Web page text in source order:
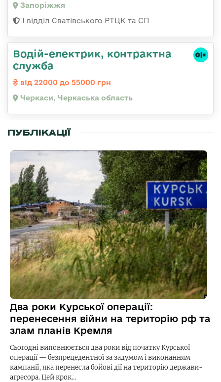
Запоріжжя
1 відділ Сватівського РТЦК та СП
Водій-електрик, контрактна
служба
від 22000 до 55000 грн
Черкаси, Черкаська область
ПУБЛІКАЦІЇ
Два роки Курської операції:
перенесення війни на територію рф та
злам планів Кремля
Сьогодні виповнюється два роки від початку Курської
операції — безпрецедентної за задумом і виконанням
кампанії, яка перенесла бойові дії на територію держави-
агресора. Цей крок…